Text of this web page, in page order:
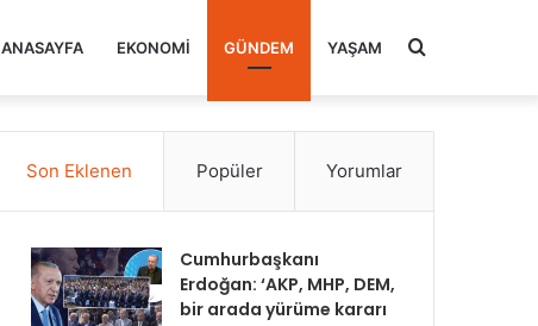
ANASAYFA EKONOMI GÜNDEM YAŞAM Arama
Son Eklenen Popüler Yorumlar
Cumhurbaşkanı
Erdoğan: ‘AKP, MHP, DEM,
bir arada yürüme kararı